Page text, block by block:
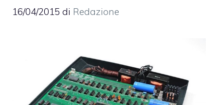
16/04/2015 di Redazione